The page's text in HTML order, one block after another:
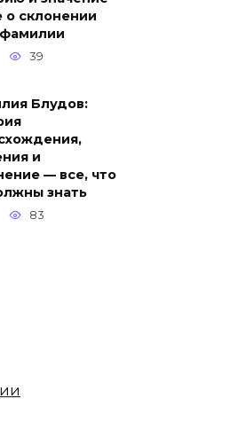
о склонении
39
Блудов:
и
— все, что
знать
83